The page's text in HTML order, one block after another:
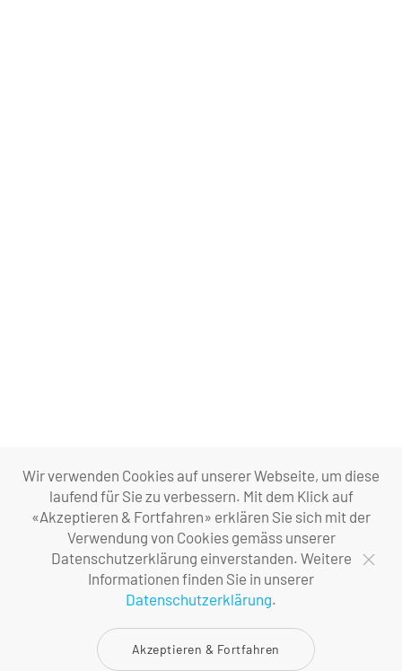
Wir verwenden Cookies auf unserer Webseite, um diese
laufend für Sie zu verbessern. Mit dem Klick auf
«Akzeptieren & Fortfahren» erklären Sie sich mit der
Verwendung von Cookies gemäss unserer
Datenschutzerklärung einverstanden. Weitere
Informationen finden Sie in unserer
Datenschutzerklärung.
Akzeptieren & Fortfahren